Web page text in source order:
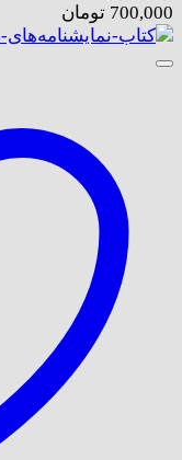
700,000 تومان